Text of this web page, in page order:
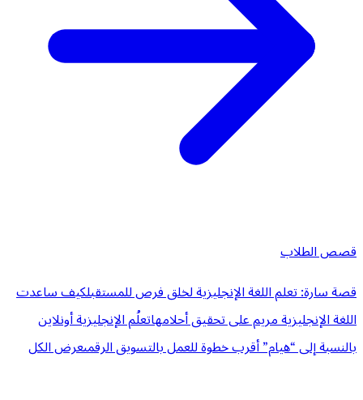
قصص الطلاب
قصة سارة: تعلم اللغة الإنجليزية لخلق فرص للمستقبلكيف ساعدت
اللغة الإنجليزية مريم على تحقيق أحلامهاتعلُم الإنجليزية أونلاين
بالنسبة إلى “هيام” أقرب خطوة للعمل بالتسويق الرقمىعرض الكل